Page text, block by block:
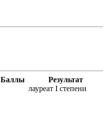
Баллы
Результат
лауреат I степени